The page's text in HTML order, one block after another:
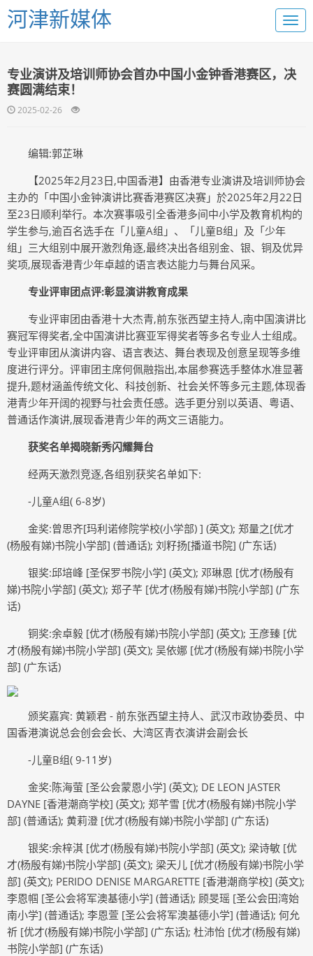
河津新媒体
专业演讲及培训师协会首办中国小金钟香港赛区，决
赛圆满结束！
2025-02-26
编辑:郭芷琳
【2025年2月23日,中国香港】由香港专业演讲及培训师协会
主办的「中国小金钟演讲比赛香港赛区决赛」於2025年2月22日
至23日顺利举行。本次赛事吸引全香港多间中小学及教育机构的
学生参与,逾百名选手在「儿童A组」、「儿童B组」及「少年
组」三大组别中展开激烈角逐,最终决出各组别金、银、铜及优异
奖项,展现香港青少年卓越的语言表达能力与舞台风采。
专业评审团点评:彰显演讲教育成果
专业评审团由香港十大杰青,前东张西望主持人,南中国演讲比
赛冠军得奖者,全中国演讲比赛亚军得奖者等多名专业人士组成。
专业评审团从演讲内容、语言表达、舞台表现及创意呈现等多维
度进行评分。评审团主席何佩融指出,本届参赛选手整体水准显著
提升,题材涵盖传统文化、科技创新、社会关怀等多元主题,体现香
港青少年开阔的视野与社会责任感。选手更分别以英语、粤语、
普通话作演讲,展现香港青少年的两文三语能力。
获奖名单揭晓新秀闪耀舞台
经两天激烈竞逐,各组别获奖名单如下:
-儿童A组( 6-8岁)
金奖:曾思齐[玛利诺修院学校(小学部) ] (英文); 郑量之[优才
(杨殷有娣)书院小学部] (普通话); 刘籽扬[播道书院] (广东话)
银奖:邱培峰 [圣保罗书院小学] (英文); 邓琳恩 [优才(杨殷有
娣)书院小学部] (英文); 郑子芊 [优才(杨殷有娣)书院小学部] (广东
话)
铜奖:余卓毅 [优才(杨殷有娣)书院小学部] (英文); 王彦臻 [优
才(杨殷有娣)书院小学部] (英文); 吴依娜 [优才(杨殷有娣)书院小学
部] (广东话)
颁奖嘉宾: 黄颖君 - 前东张西望主持人、武汉市政协委员、中
国香港演说总会创会会长、大湾区青衣演讲会副会长
-儿童B组( 9-11岁)
金奖:陈海萤 [圣公会蒙恩小学] (英文); DE LEON JASTER
DAYNE [香港潮商学校] (英文); 郑芊雪 [优才(杨殷有娣)书院小学
部] (普通话); 黄莉澄 [优才(杨殷有娣)书院小学部] (广东话)
银奖:余梓淇 [优才(杨殷有娣)书院小学部] (英文); 梁诗敏 [优
才(杨殷有娣)书院小学部] (英文); 梁天儿 [优才(杨殷有娣)书院小学
部] (英文); PERIDO DENISE MARGARETTE [香港潮商学校] (英文);
李恩帼 [圣公会将军澳基德小学] (普通话); 顾旻瑶 [圣公会田湾始
南小学] (普通话); 李恩萱 [圣公会将军澳基德小学] (普通话); 何允
祈 [优才(杨殷有娣)书院小学部] (广东话); 杜沛怡 [优才(杨殷有娣)
书院小学部] (广东话)